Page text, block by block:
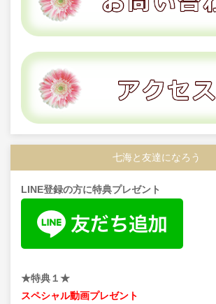
七海と友達になろう
LINE登録の方に特典プレゼント
★特典１★
スペシャル動画プレゼント